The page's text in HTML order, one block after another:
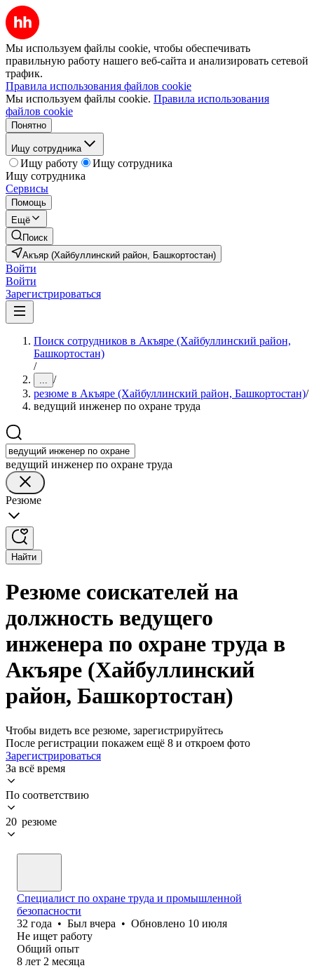
Мы используем файлы cookie, чтобы обеспечивать
правильную работу нашего веб-сайта и анализировать сетевой
трафик.
Правила использования файлов cookie
Мы используем файлы cookie. Правила использования
файлов cookie
Понятно
Ищу сотрудника
Ищу работу
Ищу сотрудника
Ищу сотрудника
Сервисы
Помощь
Ещё
Поиск
Акъяр (Хайбуллинский район, Башкортостан)
Войти
Войти
Зарегистрироваться
Поиск сотрудников в Акъяре (Хайбуллинский район,
Башкортостан)
/
... /
резюме в Акъяре (Хайбуллинский район, Башкортостан)/
ведущий инженер по охране труда
ведущий инженер по охране труда
Резюме
Найти
Резюме соискателей на
должность ведущего
инженера по охране труда в
Акъяре (Хайбуллинский
район, Башкортостан)
Чтобы видеть все резюме, зарегистрируйтесь
После регистрации покажем ещё 8 и откроем фото
Зарегистрироваться
За всё время
По соответствию
20 резюме
Специалист по охране труда и промышленной
безопасности
32 года • Был вчера • Обновлено 10 июля
Не ищет работу
Общий опыт
8 лет 2 месяца